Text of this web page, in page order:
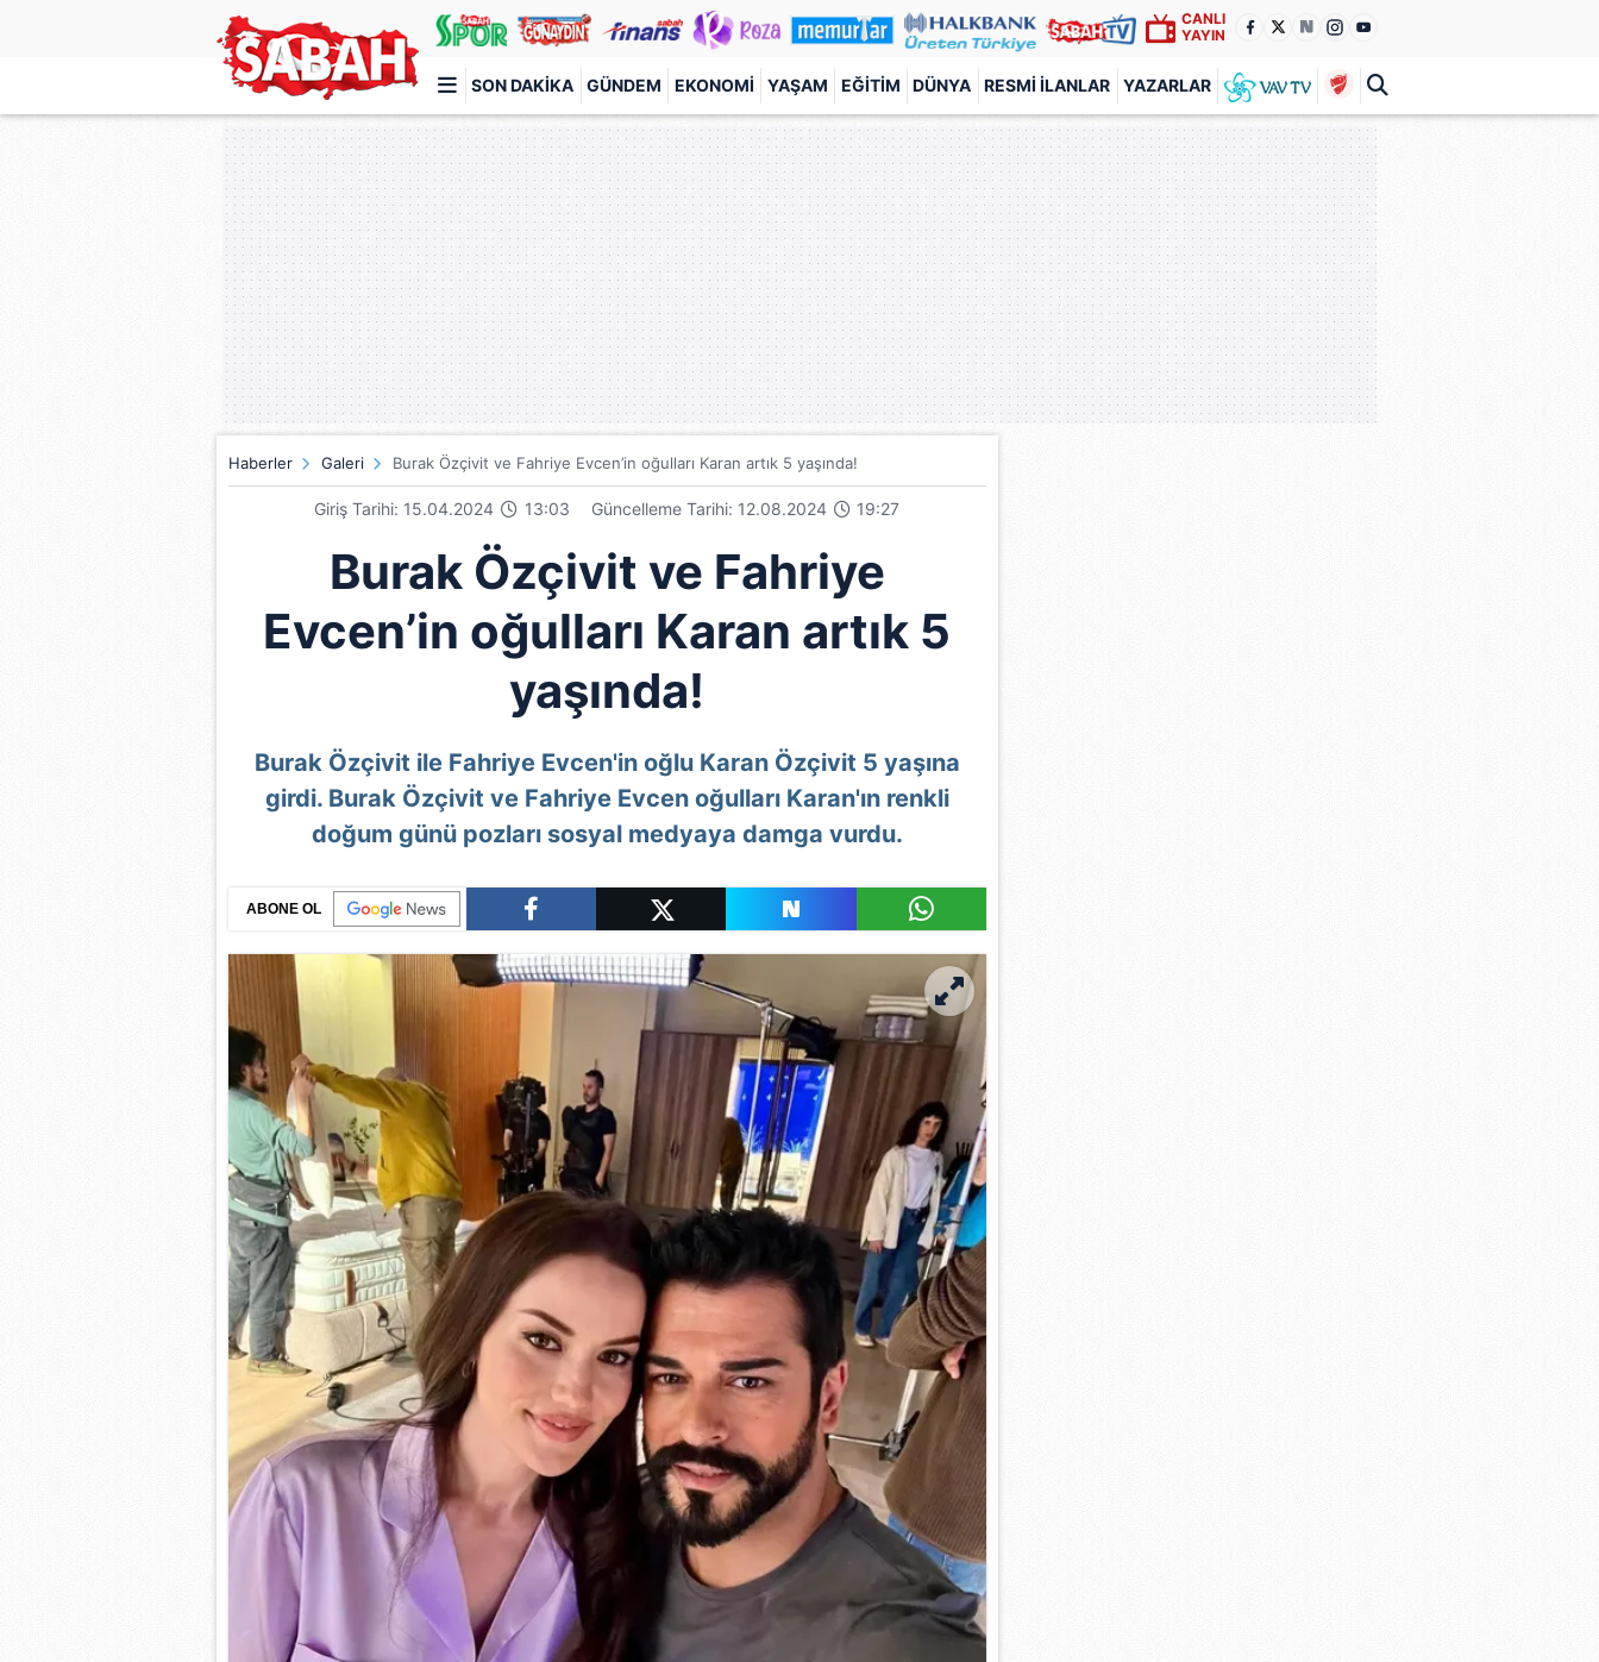
CANLI
YAYIN
SON DAKIKA GÜNDEM EKONOMI YAŞAM EĞITIM DÜNYA RESMI İLANLAR YAZARLAR
Türkiye'nin en iyi haber sitesi
Haberler Galeri Burak Özçivit ve Fahriye Evcen’in oğulları Karan artık 5 yaşında!
Giriş Tarihi: 15.04.2024 13:03 Güncelleme Tarihi: 12.08.2024 19:27
Burak Özçivit ve Fahriye
Evcen’in oğulları Karan artık 5
yaşında!
Burak Özçivit ile Fahriye Evcen'in oğlu Karan Özçivit 5 yaşına
girdi. Burak Özçivit ve Fahriye Evcen oğulları Karan'ın renkli
doğum günü pozları sosyal medyaya damga vurdu.
ABONE OL